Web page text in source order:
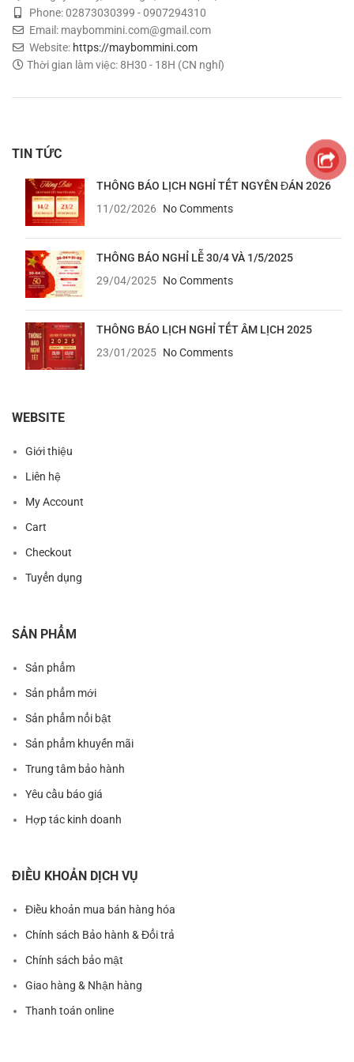
Phone: 02873030399 - 0907294310
Email: maybommini.com@gmail.com
Website: https://maybommini.com
Thời gian làm việc: 8H30 - 18H (CN nghỉ)
TIN TỨC
THÔNG BÁO LỊCH NGHỈ TẾT NGYÊN ĐÁN 2026
11/02/2026
No Comments
THÔNG BÁO NGHỈ LỄ 30/4 VÀ 1/5/2025
29/04/2025 No Comments
THÔNG BÁO LỊCH NGHỈ TẾT ÂM LỊCH 2025
23/01/2025 No Comments
WEBSITE
Giới thiệu
Liên hệ
My Account
Cart
Checkout
Tuyển dụng
SẢN PHẨM
Sản phẩm
Sản phẩm mới
Sản phẩm nổi bật
Sản phẩm khuyến mãi
Trung tâm bảo hành
Yêu cầu báo giá
Hợp tác kinh doanh
ĐIỀU KHOẢN DỊCH VỤ
Điều khoản mua bán hàng hóa
Chính sách Bảo hành & Đổi trả
Chính sách bảo mật
Giao hàng & Nhận hàng
Thanh toán online